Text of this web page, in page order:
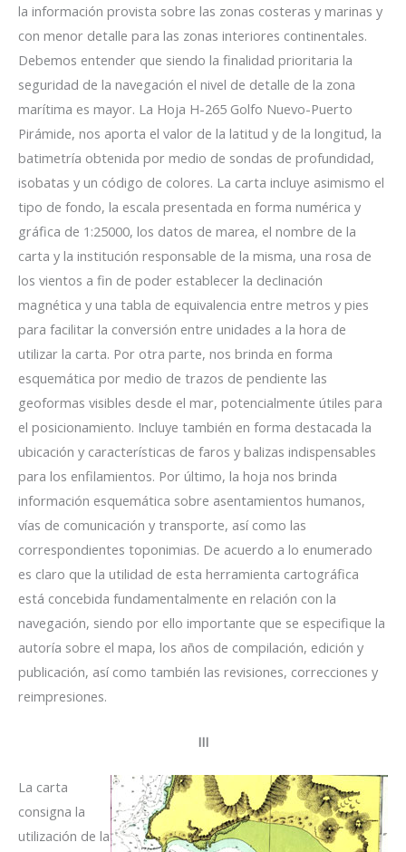
la información provista sobre las zonas costeras y marinas y
con menor detalle para las zonas interiores continentales.
Debemos entender que siendo la finalidad prioritaria la
seguridad de la navegación el nivel de detalle de la zona
marítima es mayor. La Hoja H-265 Golfo Nuevo-Puerto
Pirámide, nos aporta el valor de la latitud y de la longitud, la
batimetría obtenida por medio de sondas de profundidad,
isobatas y un código de colores. La carta incluye asimismo el
tipo de fondo, la escala presentada en forma numérica y
gráfica de 1:25000, los datos de marea, el nombre de la
carta y la institución responsable de la misma, una rosa de
los vientos a fin de poder establecer la declinación
magnética y una tabla de equivalencia entre metros y pies
para facilitar la conversión entre unidades a la hora de
utilizar la carta. Por otra parte, nos brinda en forma
esquemática por medio de trazos de pendiente las
geoformas visibles desde el mar, potencialmente útiles para
el posicionamiento. Incluye también en forma destacada la
ubicación y características de faros y balizas indispensables
para los enfilamientos. Por último, la hoja nos brinda
información esquemática sobre asentamientos humanos,
vías de comunicación y transporte, así como las
correspondientes toponimias. De acuerdo a lo enumerado
es claro que la utilidad de esta herramienta cartográfica
está concebida fundamentalmente en relación con la
navegación, siendo por ello importante que se especifique la
autoría sobre el mapa, los años de compilación, edición y
publicación, así como también las revisiones, correcciones y
reimpresiones.
III
La carta
consigna la
utilización de la